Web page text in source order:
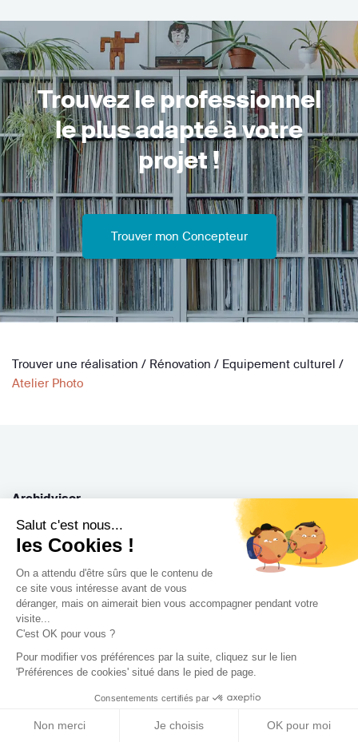
Salut c'est nous...
les Cookies !
On a attendu d'être sûrs que le contenu de
ce site vous intéresse avant de vous
déranger, mais on aimerait bien vous accompagner pendant votre
visite...
C'est OK pour vous ?
Pour modifier vos préférences par la suite, cliquez sur le lien
'Préférences de cookies' situé dans le pied de page.
Consentements certifiés par
Non merci Je choisis OK pour moi
Trouvez le professionnel
le plus adapté à votre
projet !
Trouver mon Concepteur
Trouver une réalisation / Rénovation / Equipement culturel /
Atelier Photo
Archidvisor
À propos
Notre blog
Presse
Nos partenaires
Nous contacter
CGV / CGU
Politique de confidentialité